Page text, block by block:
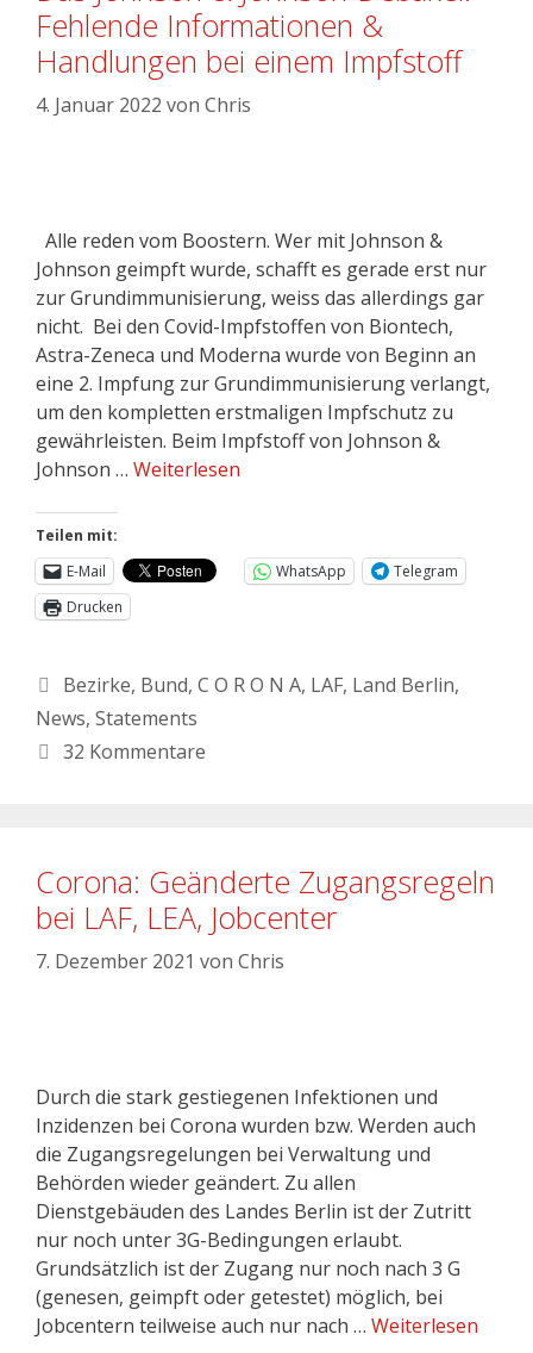
Fehlende Informationen &
Handlungen bei einem Impfstoff
4. Januar 2022 von Chris
Alle reden vom Boostern. Wer mit Johnson &
Johnson geimpft wurde, schafft es gerade erst nur
zur Grundimmunisierung, weiss das allerdings gar
nicht. Bei den Covid-Impfstoffen von Biontech,
Astra-Zeneca und Moderna wurde von Beginn an
eine 2. Impfung zur Grundimmunisierung verlangt,
um den kompletten erstmaligen Impfschutz zu
gewährleisten. Beim Impfstoff von Johnson &
Johnson … Weiterlesen
Teilen mit:
E-Mail
WhatsApp
Telegram
Drucken
Bezirke, Bund, C O R O N A, LAF, Land Berlin,
News, Statements
32 Kommentare
Corona: Geänderte Zugangsregeln
bei LAF, LEA, Jobcenter
7. Dezember 2021 von Chris
Durch die stark gestiegenen Infektionen und
Inzidenzen bei Corona wurden bzw. Werden auch
die Zugangsregelungen bei Verwaltung und
Behörden wieder geändert. Zu allen
Dienstgebäuden des Landes Berlin ist der Zutritt
nur noch unter 3G-Bedingungen erlaubt.
Grundsätzlich ist der Zugang nur noch nach 3 G
(genesen, geimpft oder getestet) möglich, bei
Jobcentern teilweise auch nur nach … Weiterlesen